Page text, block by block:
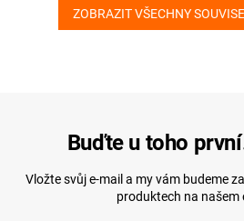
ZOBRAZIT VŠECHNY
Buďte u toho
Vložte svůj e-mail a my vám budeme
produktech na našem